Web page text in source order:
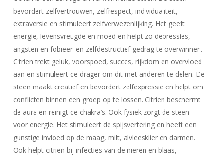
Geen producten in uw winkelwagen.
bevordert zelfvertrouwen, zelfrespect, individualiteit,
extraversie en stimuleert zelfverwezenlijking. Het geeft
energie, levensvreugde en moed en helpt zo depressies,
angsten en fobieën en zelfdestructief gedrag te overwinnen.
Citrien trekt geluk, voorspoed, succes, rijkdom en overvloed
aan en stimuleert de drager om dit met anderen te delen. De
steen maakt creatief en bevordert zelfexpressie en helpt om
conflicten binnen een groep op te lossen. Citrien beschermt
de aura en reinigt de chakra’s. Ook fysiek zorgt de steen
voor energie. Het stimuleert de spijsvertering en heeft een
gunstige invloed op de maag, milt, alvleesklier en darmen.
Ook helpt citrien bij infecties van de nieren en blaas,